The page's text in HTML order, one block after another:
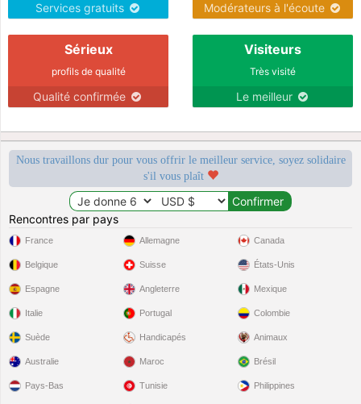
Services gratuits Modérateurs à l'écoute
Sérieux
profils de qualité
Qualité confirmée
Visiteurs
Très visité
Le meilleur
Nous travaillons dur pour vous offrir le meilleur service, soyez solidaire
s'il vous plaît
Rencontres par pays
France
Belgique
Espagne
Italie
Suède
Allemagne
Suisse
Angleterre
Portugal
Handicapés
Canada
États-Unis
Mexique
Colombie
Animaux
Australie
Pays-Bas
Maroc
Tunisie
Brésil
Philippines